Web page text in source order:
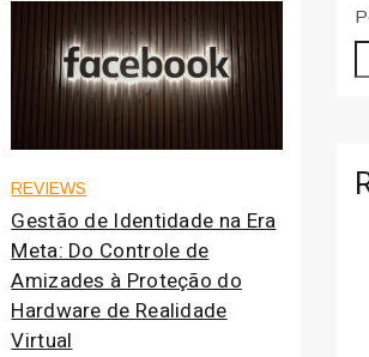
REVIEWS
Gestão de Identidade na Era
Meta: Do Controle de
Amizades à Proteção do
Hardware de Realidade
Virtual